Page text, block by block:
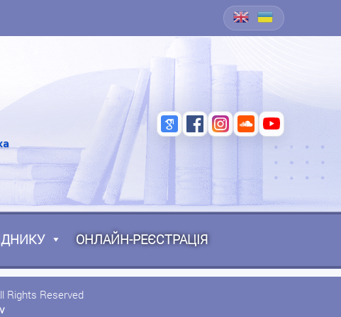
ОНЛАЙН-РЕЄСТРАЦІЯ
Rights Reserved